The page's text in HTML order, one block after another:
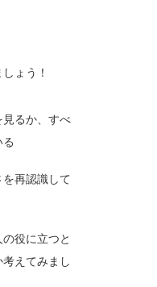
ょう！
見るか、すべ
再認識して
役に立つと
えてみまし